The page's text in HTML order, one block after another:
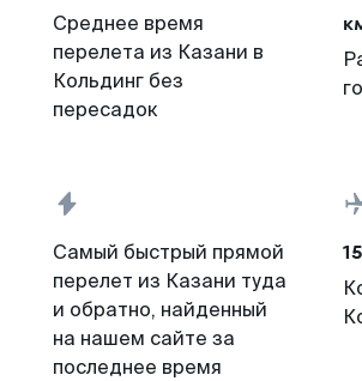
Среднее время
перелета из Казани в
Кольдинг без
пересадок
Самый быстрый прямой
перелет из Казани туда
и обратно, найденный
на нашем сайте за
последнее время
15